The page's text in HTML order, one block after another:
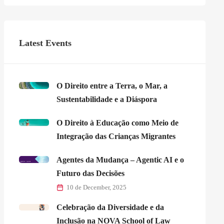
Latest Events
O Direito entre a Terra, o Mar, a
Sustentabilidade e a Diáspora
O Direito à Educação como Meio de
Integração das Crianças Migrantes
Agentes da Mudança – Agentic AI e o
Futuro das Decisões
10 de December, 2025
Celebração da Diversidade e da
Inclusão na NOVA School of Law